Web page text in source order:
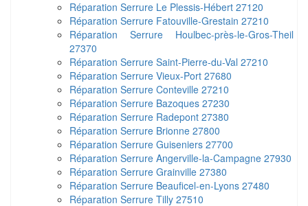
Réparation Serrure Le Plessis-Hébert 27120
Réparation Serrure Fatouville-Grestain 27210
Réparation Serrure Houlbec-près-le-Gros-Theil
27370
Réparation Serrure Saint-Pierre-du-Val 27210
Réparation Serrure Vieux-Port 27680
Réparation Serrure Conteville 27210
Réparation Serrure Bazoques 27230
Réparation Serrure Radepont 27380
Réparation Serrure Brionne 27800
Réparation Serrure Guiseniers 27700
Réparation Serrure Angerville-la-Campagne 27930
Réparation Serrure Grainville 27380
Réparation Serrure Beauficel-en-Lyons 27480
Réparation Serrure Tilly 27510